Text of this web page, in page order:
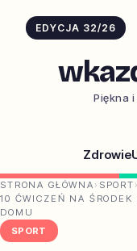
EDYCJA 32/26
Piękna
Zdrowie
STRONA GŁÓWNA › SPORT ›
10 ĆWICZEŃ NA
DOMU
SPORT